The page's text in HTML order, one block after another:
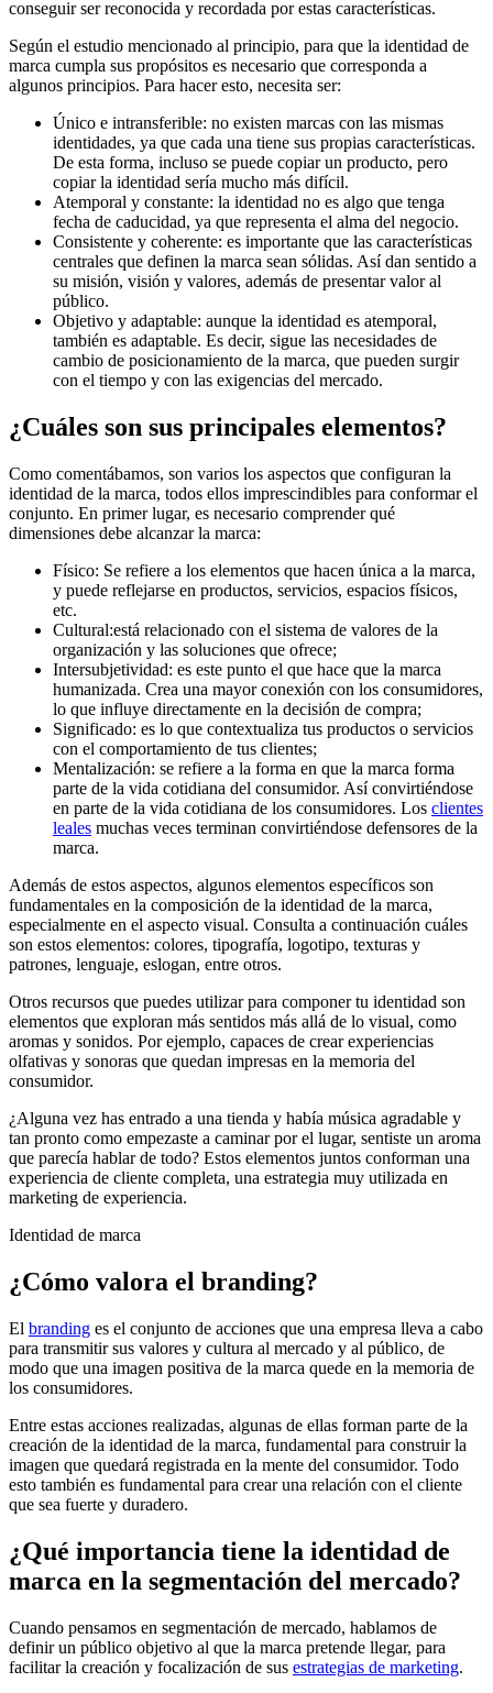
conseguir ser reconocida y recordada por estas características.
Según el estudio mencionado al principio, para que la identidad de
marca cumpla sus propósitos es necesario que corresponda a
algunos principios. Para hacer esto, necesita ser:
Único e intransferible: no existen marcas con las mismas
identidades, ya que cada una tiene sus propias características.
De esta forma, incluso se puede copiar un producto, pero
copiar la identidad sería mucho más difícil.
Atemporal y constante: la identidad no es algo que tenga
fecha de caducidad, ya que representa el alma del negocio.
Consistente y coherente: es importante que las características
centrales que definen la marca sean sólidas. Así dan sentido a
su misión, visión y valores, además de presentar valor al
público.
Objetivo y adaptable: aunque la identidad es atemporal,
también es adaptable. Es decir, sigue las necesidades de
cambio de posicionamiento de la marca, que pueden surgir
con el tiempo y con las exigencias del mercado.
¿Cuáles son sus principales elementos?
Como comentábamos, son varios los aspectos que configuran la
identidad de la marca, todos ellos imprescindibles para conformar el
conjunto. En primer lugar, es necesario comprender qué
dimensiones debe alcanzar la marca:
Físico: Se refiere a los elementos que hacen única a la marca,
y puede reflejarse en productos, servicios, espacios físicos,
etc.
Cultural:está relacionado con el sistema de valores de la
organización y las soluciones que ofrece;
Intersubjetividad: es este punto el que hace que la marca
humanizada. Crea una mayor conexión con los consumidores,
lo que influye directamente en la decisión de compra;
Significado: es lo que contextualiza tus productos o servicios
con el comportamiento de tus clientes;
Mentalización: se refiere a la forma en que la marca forma
parte de la vida cotidiana del consumidor. Así convirtiéndose
en parte de la vida cotidiana de los consumidores. Los clientes
leales muchas veces terminan convirtiéndose defensores de la
marca.
Además de estos aspectos, algunos elementos específicos son
fundamentales en la composición de la identidad de la marca,
especialmente en el aspecto visual. Consulta a continuación cuáles
son estos elementos: colores, tipografía, logotipo, texturas y
patrones, lenguaje, eslogan, entre otros.
Otros recursos que puedes utilizar para componer tu identidad son
elementos que exploran más sentidos más allá de lo visual, como
aromas y sonidos. Por ejemplo, capaces de crear experiencias
olfativas y sonoras que quedan impresas en la memoria del
consumidor.
¿Alguna vez has entrado a una tienda y había música agradable y
tan pronto como empezaste a caminar por el lugar, sentiste un aroma
que parecía hablar de todo? Estos elementos juntos conforman una
experiencia de cliente completa, una estrategia muy utilizada en
marketing de experiencia.
Identidad de marca
¿Cómo valora el branding?
El branding es el conjunto de acciones que una empresa lleva a cabo
para transmitir sus valores y cultura al mercado y al público, de
modo que una imagen positiva de la marca quede en la memoria de
los consumidores.
Entre estas acciones realizadas, algunas de ellas forman parte de la
creación de la identidad de la marca, fundamental para construir la
imagen que quedará registrada en la mente del consumidor. Todo
esto también es fundamental para crear una relación con el cliente
que sea fuerte y duradero.
¿Qué importancia tiene la identidad de
marca en la segmentación del mercado?
Cuando pensamos en segmentación de mercado, hablamos de
definir un público objetivo al que la marca pretende llegar, para
facilitar la creación y focalización de sus estrategias de marketing.